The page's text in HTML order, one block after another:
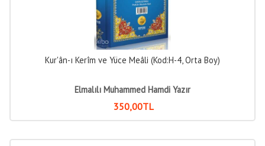
Kur'ân-ı Kerîm ve Yüce Meâli (Kod:H-4, Orta Boy)
Elmalılı Muhammed Hamdi Yazır
350,00TL